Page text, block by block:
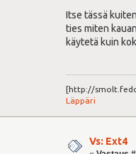
Itse tässä
ties miten
käytetä kuin
[http://
Läppäri
Vs: Ext4